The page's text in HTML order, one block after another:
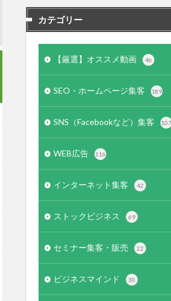
カテゴリー
【厳選】オススメ動画 46
SEO・ホームページ集客 189
SNS（Facebookなど）集客 107
WEB広告 116
インターネット集客 42
ストックビジネス 69
セミナー集客・販売 22
ビジネスマインド 30